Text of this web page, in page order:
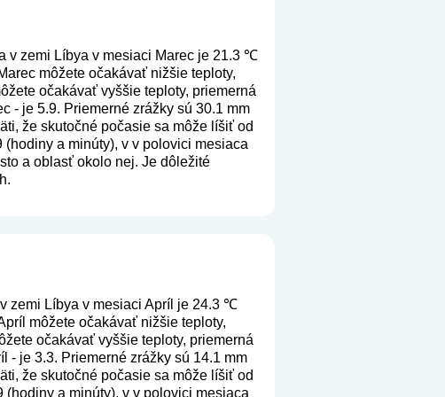
v zemi Líbya v mesiaci Marec je 21.3 ℃
môžete očakávať nižšie teploty,
očakávať vyššie teploty, priemerná
- je 5.9. Priemerné zrážky sú 30.1 mm
že skutočné počasie sa môže líšiť od
a minúty), v v polovici mesiaca
a oblasť okolo nej. Je dôležité
zemi Líbya v mesiaci Apríl je 24.3 ℃
môžete očakávať nižšie teploty,
očakávať vyššie teploty, priemerná
je 3.3. Priemerné zrážky sú 14.1 mm
že skutočné počasie sa môže líšiť od
a minúty), v v polovici mesiaca